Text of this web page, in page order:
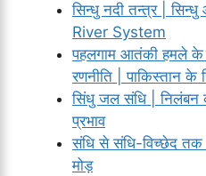
सिन्धु नदी तन्त्र |
River System
पहलगाम आतंकी हमले के
रणनीति | पाकिस्तान
सिंधु जल संधि | निलंबन
प्रभाव
संधि से संधि-विच्छेद तक
मोड़